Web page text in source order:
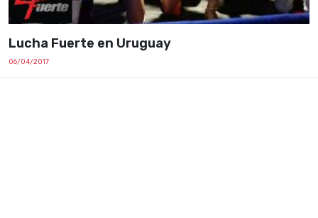
Lucha Fuerte en Uruguay
06/04/2017